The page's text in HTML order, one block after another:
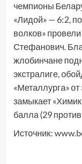
чемпионы
«Лидой» — 6:2,
волков»
Стефанович.
жлобинчане
экстралиге,
«Металлурга»
замыкает
балла (29
Источник: